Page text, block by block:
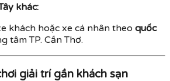
khác:
khách hoặc xe cá nhân theo quốc
tâm TP. Cần Thơ.
giải trí gần khách sạn